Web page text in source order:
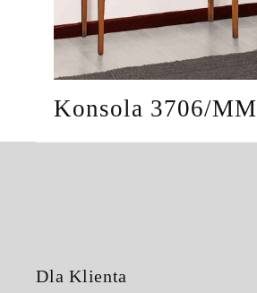
Konsola 3706/MM
Dla Klienta